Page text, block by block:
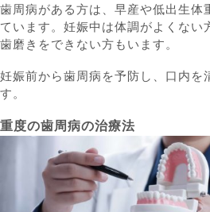
歯周病がある方は、早産や低出生体
ています。妊娠中は体調がよくない
歯磨きをできない方もいます。
妊娠前から歯周病を予防し、口内を
す。
重度の歯周病の治療法